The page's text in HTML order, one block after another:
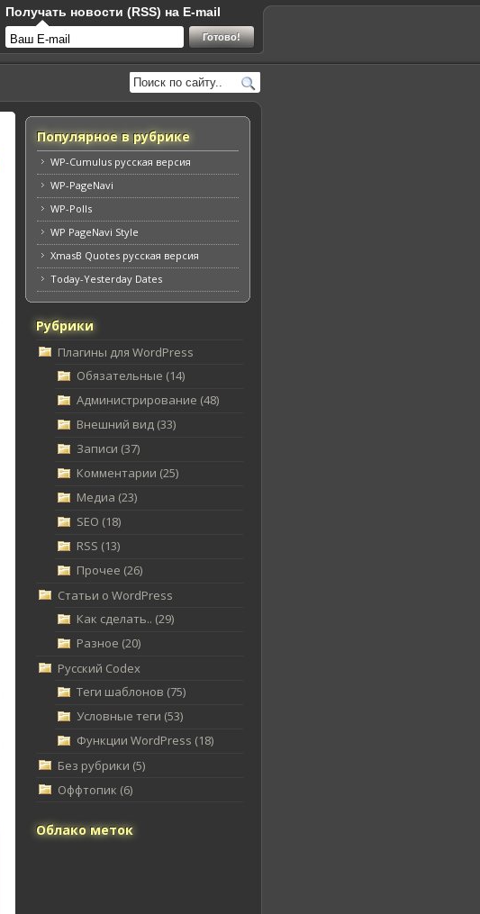
Получать новости (RSS) на E-mail
Популярное в рубрике
WP-Cumulus русская версия
WP-PageNavi
WP-Polls
WP PageNavi Style
XmasB Quotes русская версия
Today-Yesterday Dates
Рубрики
Плагины для WordPress
Обязательные (14)
Администрирование (48)
Внешний вид (33)
Записи (37)
Комментарии (25)
Медиа (23)
SEO (18)
RSS (13)
Прочее (26)
Статьи о WordPress
Как сделать.. (29)
Разное (20)
Русский Codex
Теги шаблонов (75)
Условные теги (53)
Функции WordPress (18)
Без рубрики (5)
Оффтопик (6)
Облако меток